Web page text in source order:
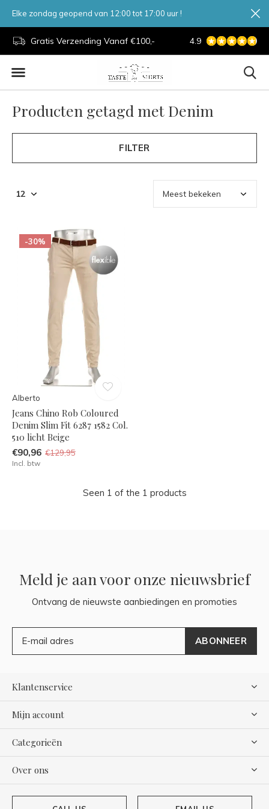
Gratis Verzending Vanaf €100,- 7 Dagen Per
4.9
Elke zondag geopend van 12:00 tot 17:00 uur !
Producten getagd met Denim
FILTER
-30%
Alberto
Jeans Chino Rob Coloured
Denim Slim Fit 6287 1582 Col.
510 licht Beige
€90,96 €129,95
Incl. btw
Seen 1 of the 1 products
Meld je aan voor onze nieuwsbrief
Ontvang de nieuwste aanbiedingen en promoties
ABONNEER
Klantenservice
Mijn account
Categorieën
Over ons